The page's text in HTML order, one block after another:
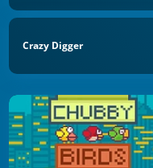
Crazy Digger